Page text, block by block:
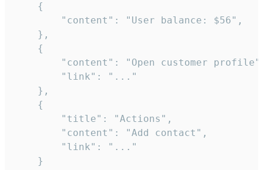
    {
        "content": "User balance: $56",
    },
    {
"content": "Open customer
        "link": "..."
    },
    {
        "title": "Actions",
        "content": "Add contact",
        "link": "..."
    }